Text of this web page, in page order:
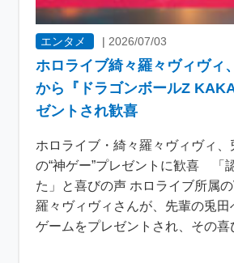
エンタメ |2026/07/03
ホロライブ綺々羅々ヴィヴィ
から『ドラゴンボールZ
ゼントされ歓喜
ホロライブ・綺々羅々ヴィヴィ、
の“神ゲー”プレゼントに歓喜 「
た」と喜びの声 ホロライブ所属
羅々ヴィヴィさんが、先輩の兎田
ゲームをプレゼントされ、その